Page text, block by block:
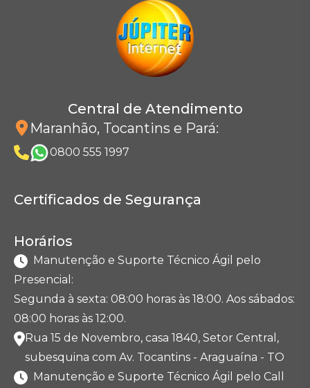
Central de Atendimento
Maranhão, Tocantins e Pará:
0800 555 1997
Certificados de Segurança
Horários
Manutenção e Suporte Técnico Ágil pelo
Presencial:
Segunda à sexta: 08:00 horas às 18:00. Aos sábados:
08:00 horas às 12:00.
Rua 15 de Novembro, casa 1840, Setor Central,
subesquina com Av. Tocantins - Araguaína - TO
Manutenção e Suporte Técnico Ágil pelo Call